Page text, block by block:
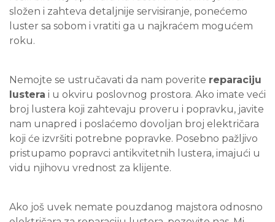
složen i zahteva detaljnije servisiranje, ponećemo
luster sa sobom i vratiti ga u najkraćem mogućem
roku.
Nemojte se ustručavati da nam poverite reparaciju
lustera i u okviru poslovnog prostora. Ako imate veći
broj lustera koji zahtevaju proveru i popravku, javite
nam unapred i poslaćemo dovoljan broj električara
koji će izvršiti potrebne popravke. Posebno pažljivo
pristupamo popravci antikvitetnih lustera, imajući u
vidu njihovu vrednost za klijente.
Ako još uvek nemate pouzdanog majstora odnosno